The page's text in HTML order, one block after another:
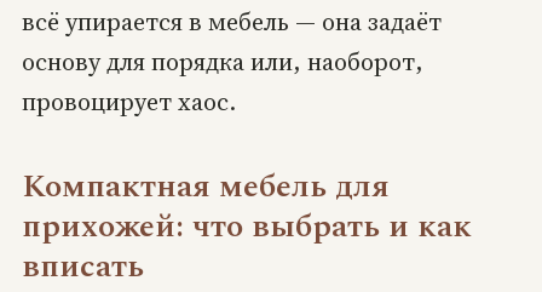
всё упирается в мебель — она задаёт
основу для порядка или, наоборот,
провоцирует хаос.
Компактная мебель для
прихожей: что выбрать и как
вписать